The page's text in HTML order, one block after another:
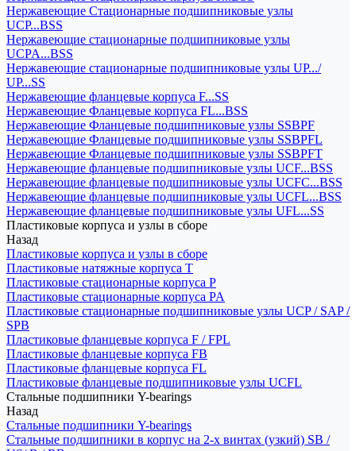
Нержавеющие Стационарные подшипниковые узлы
UCP...BSS
Нержавеющие стационарные подшипниковые узлы
UCPA...BSS
Нержавеющие стационарные подшипниковые узлы UP.../
UP...SS
Нержавеющие фланцевые корпуса F...SS
Нержавеющие Фланцевые корпуса FL...BSS
Нержавеющие Фланцевые подшипниковые узлы SSBPF
Нержавеющие Фланцевые подшипниковые узлы SSBPFL
Нержавеющие Фланцевые подшипниковые узлы SSBPFT
Нержавеющие фланцевые подшипниковые узлы UCF...BSS
Нержавеющие фланцевые подшипниковые узлы UCFC...BSS
Нержавеющие фланцевые подшипниковые узлы UCFL...BSS
Нержавеющие фланцевые подшипниковые узлы UFL...SS
Пластиковые корпуса и узлы в сборе
Назад
Пластиковые корпуса и узлы в сборе
Пластиковые натяжные корпуса T
Пластиковые стационарные корпуса P
Пластиковые стационарные корпуса PA
Пластиковые стационарные подшипниковые узлы UCP / SAP /
SPB
Пластиковые фланцевые корпуса F / FPL
Пластиковые фланцевые корпуса FB
Пластиковые фланцевые корпуса FL
Пластиковые фланцевые подшипниковые узлы UCFL
Стальные подшипники Y-bearings
Назад
Стальные подшипники Y-bearings
Стальные подшипники в корпус на 2-х винтах (узкий) SB /